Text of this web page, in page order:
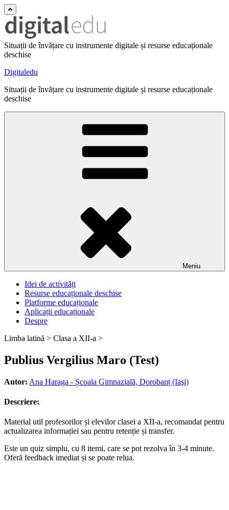
Situații de învățare cu instrumente digitale și resurse educaționale
deschise
Digitaledu
Situații de învățare cu instrumente digitale și resurse educaționale
deschise
Meniu
Idei de activități
Resurse educaționale deschise
Platforme educaționale
Aplicații educaționale
Despre
Limba latină > Clasa a XII-a >
Publius Vergilius Maro (Test)
Autor: Ana Haraga - Școala Gimnazială, Dorobanț (Iaşi)
Descriere:
Material util profesorilor și elevilor clasei a XII-a, recomandat pentru
actualizarea informației sau pentru retenție și transfer.
Este un quiz simplu, cu 8 itemi, care se pot rezolva în 3-4 minute.
Oferă feedback imediat și se poate relua.